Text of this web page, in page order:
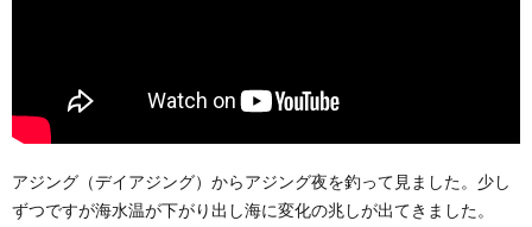
アジング（デイアジング）からアジング夜を釣って見ました。少し
ずつですが海水温が下がり出し海に変化の兆しが出てきました。